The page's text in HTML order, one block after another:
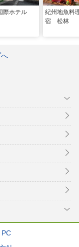
際ホテル
紀州地魚
宿 松林
PC